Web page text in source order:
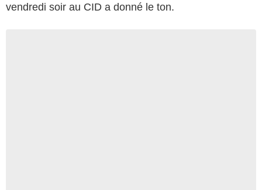
vendredi soir au CID a donné le ton.